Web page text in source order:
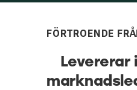
FÖRTROENDE